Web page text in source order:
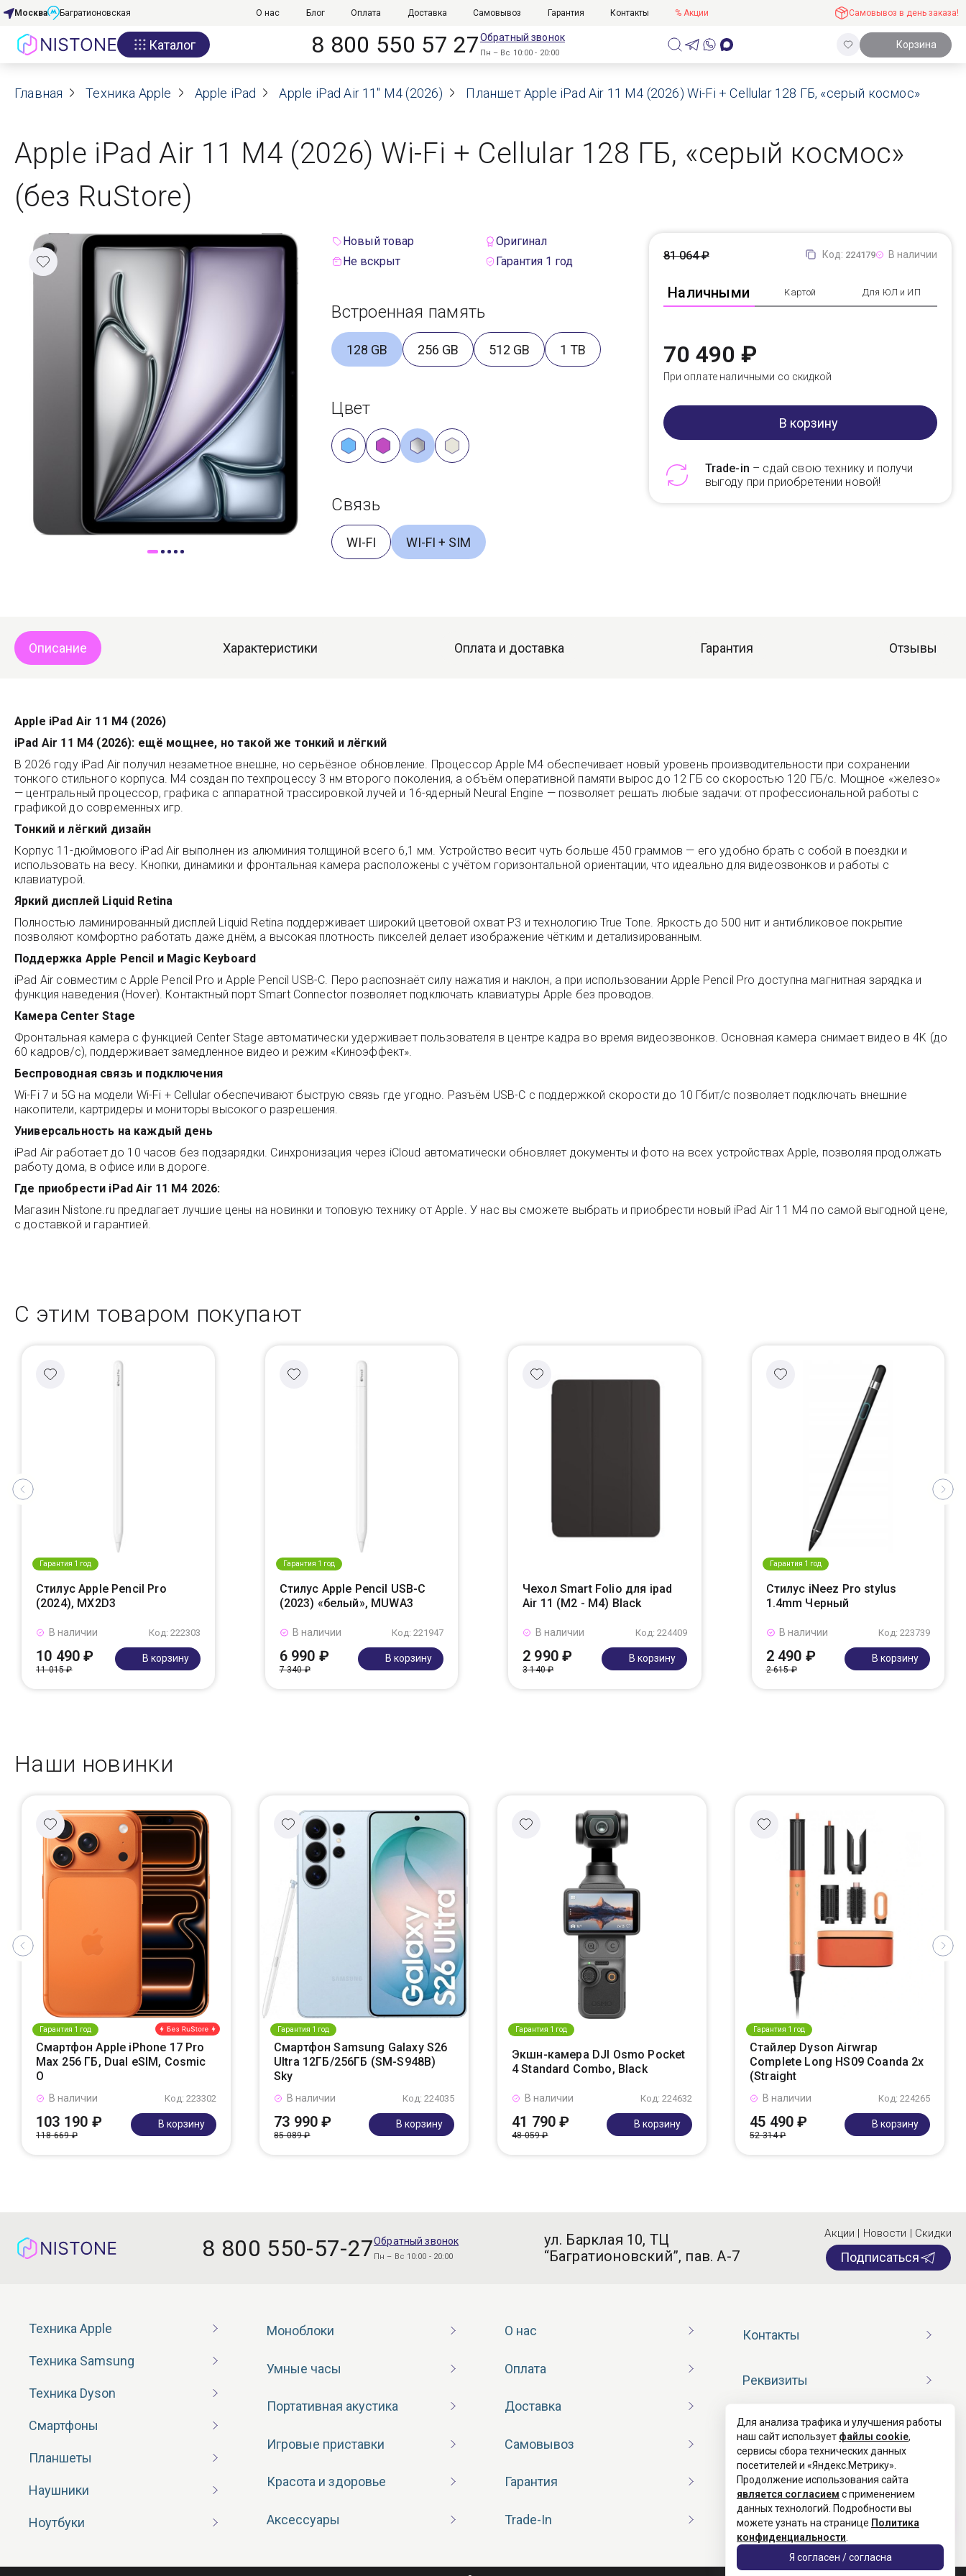
Акции
О нас
Реквизиты
Контакты
Гарантия
Оплата
Доставка
Москва Багратионовская О нас Блог Оплата Доставка Самовывоз Гарантия Контакты % Акции Самовывоз в день заказа!
Каталог 8 800 550 57 27Обратный звонок
Пн – Вс 10:00 - 20:00
Корзина
Главная Техника Apple Apple iPad Apple iPad Air 11" M4 (2026) Планшет Apple iPad Air 11 M4 (2026) Wi-Fi + Cellular 128 ГБ, «серый космос»
Apple iPad Air 11 M4 (2026) Wi-Fi + Cellular 128 ГБ, «серый космос»
(без RuStore)
Новый товар
Оригинал
Не вскрыт
Гарантия 1 год
Встроенная память
128 GB 256 GB 512 GB 1 TB
Цвет
Связь
WI-FI WI-FI + SIM
Код: 224179 В наличии
Наличными Картой Для ЮЛ и ИП
81 064 ₽
70 490 ₽
При оплате наличными со скидкой
В корзину
Trade-in – сдай свою технику и получи
выгоду при приобретении новой!
Описание Характеристики Оплата и доставка Гарантия Отзывы
Apple iPad Air 11 M4 (2026)
iPad Air 11 M4 (2026): ещё мощнее, но такой же тонкий и лёгкий
В 2026 году iPad Air получил незаметное внешне, но серьёзное обновление. Процессор Apple M4 обеспечивает новый уровень производительности при сохранении
тонкого стильного корпуса. M4 создан по техпроцессу 3 нм второго поколения, а объём оперативной памяти вырос до 12 ГБ со скоростью 120 ГБ/с. Мощное «железо»
— центральный процессор, графика с аппаратной трассировкой лучей и 16-ядерный Neural Engine — позволяет решать любые задачи: от профессиональной работы с
графикой до современных игр.
Тонкий и лёгкий дизайн
Корпус 11-дюймового iPad Air выполнен из алюминия толщиной всего 6,1 мм. Устройство весит чуть больше 450 граммов — его удобно брать с собой в поездки и
использовать на весу. Кнопки, динамики и фронтальная камера расположены с учётом горизонтальной ориентации, что идеально для видеозвонков и работы с
клавиатурой.
Яркий дисплей Liquid Retina
Полностью ламинированный дисплей Liquid Retina поддерживает широкий цветовой охват P3 и технологию True Tone. Яркость до 500 нит и антибликовое покрытие
позволяют комфортно работать даже днём, а высокая плотность пикселей делает изображение чётким и детализированным.
Поддержка Apple Pencil и Magic Keyboard
iPad Air совместим с Apple Pencil Pro и Apple Pencil USB-C. Перо распознаёт силу нажатия и наклон, а при использовании Apple Pencil Pro доступна магнитная зарядка и
функция наведения (Hover). Контактный порт Smart Connector позволяет подключать клавиатуры Apple без проводов.
Камера Center Stage
Фронтальная камера с функцией Center Stage автоматически удерживает пользователя в центре кадра во время видеозвонков. Основная камера снимает видео в 4K (до
60 кадров/с), поддерживает замедленное видео и режим «Киноэффект».
Беспроводная связь и подключения
Wi-Fi 7 и 5G на модели Wi-Fi + Cellular обеспечивают быструю связь где угодно. Разъём USB-C с поддержкой скорости до 10 Гбит/с позволяет подключать внешние
накопители, картридеры и мониторы высокого разрешения.
Универсальность на каждый день
iPad Air работает до 10 часов без подзарядки. Синхронизация через iCloud автоматически обновляет документы и фото на всех устройствах Apple, позволяя продолжать
работу дома, в офисе или в дороге.
Где приобрести iPad Air 11 M4 2026:
Магазин Nistone.ru предлагает лучшие цены на новинки и топовую технику от Apple. У нас вы сможете выбрать и приобрести новый iPad Air 11 M4 по самой выгодной цене,
с доставкой и гарантией.
С этим товаром покупают
Гарантия 1 год
Стилус Apple Pencil Pro
(2024), MX2D3
Код: 222303
В наличии
10 490 ₽
11 015 ₽
В корзину
Гарантия 1 год
Стилус Apple Pencil USB-C
(2023) «белый», MUWA3
Код: 221947
В наличии
6 990 ₽
7 340 ₽
В корзину
Чехол Smart Folio для ipad
Air 11 (M2 - M4) Black
Код: 224409
В наличии
2 990 ₽
3 140 ₽
В корзину
Гарантия 1 год
Стилус iNeez Pro stylus
1.4mm Черный
Код: 223739
В наличии
2 490 ₽
2 615 ₽
В корзину
Наши новинки
Гарантия 1 год
Смартфон Apple iPhone 17 Pro
Max 256 ГБ, Dual eSIM, Cosmic
O
Код: 223302
В наличии
103 190 ₽
118 669 ₽
В корзину
Гарантия 1 год
Смартфон Samsung Galaxy S26
Ultra 12ГБ/256ГБ (SM-S948B)
Sky
Код: 224035
В наличии
73 990 ₽
85 089 ₽
В корзину
Гарантия 1 год
Экшн-камера DJI Osmo Pocket
4 Standard Combo, Black
Код: 224632
В наличии
41 790 ₽
48 059 ₽
В корзину
Гарантия 1 год
Стайлер Dyson Airwrap
Complete Long HS09 Coanda 2x
(Straight
Код: 224265
В наличии
45 490 ₽
52 314 ₽
В корзину
8 800 550-57-27Обратный звонок
Пн – Вс 10:00 - 20:00
ул. Барклая 10, ТЦ
“Багратионовский”, пав. А-7
Акции | Новости | Скидки
Подписаться
Техника Apple
Техника Samsung
Техника Dyson
Смартфоны
Планшеты
Наушники
Ноутбуки
Моноблоки
Умные часы
Портативная акустика
Игровые приставки
Красота и здоровье
Аксессуары
О нас
Оплата
Доставка
Самовывоз
Гарантия
Trade-In
Контакты
Реквизиты
Договор оферты
Согласие на обработку ПД
Политика конфиденциальности
Для анализа трафика и улучшения работы
наш сайт использует файлы cookie,
сервисы сбора технических данных
посетителей и «Яндекс.Метрику».
Продолжение использования сайта
является согласием с применением
данных технологий. Подробности вы
можете узнать на странице Политика
конфиденциальности
Я согласен / согласна